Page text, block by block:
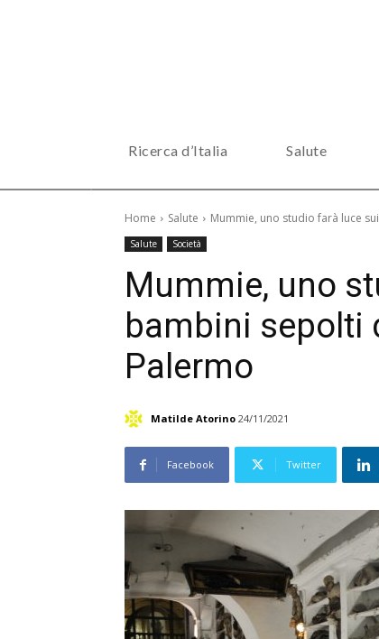
Ricerca d’Italia Salute
Home Salute Mummie, uno studio farà luce
Salute Società
Mummie, uno
bambini sepolti
Palermo
Matilde Atorino 24/11/2021
Facebook Twitter